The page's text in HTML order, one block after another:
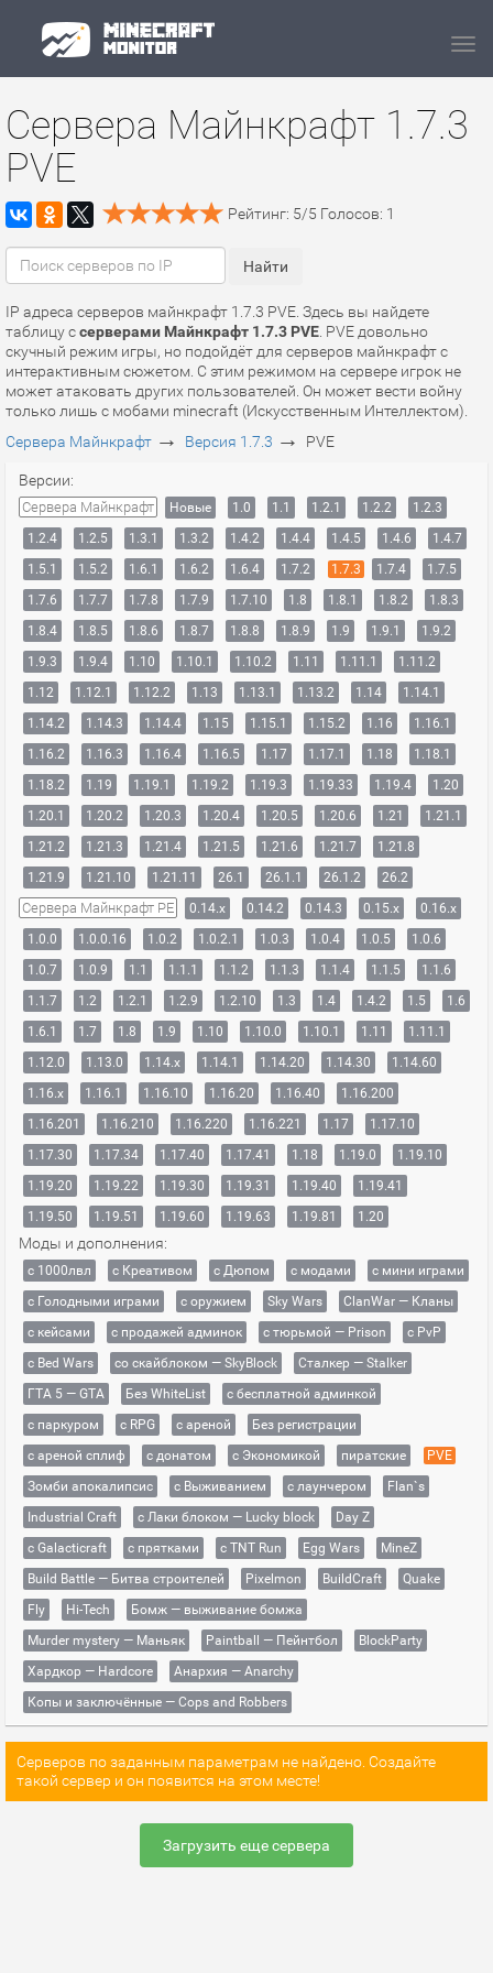
Сервера Майнкрафт 1.7.3
PVE
Рейтинг: 5/5 Голосов: 1
IP адреса серверов майнкрафт 1.7.3 PVE. Здесь вы найдете
таблицу ссерверами Майнкрафт 1.7.3 PVE . PVE довольно
скучный режим игры, но подойдёт для серверов майнкрафт с
интерактивным сюжетом. С этим режимом на сервере игрок не
может атаковать других пользователей. Он может вести войну
только лишь с мобами minecraft (Искусственным Интеллектом).
Сервера Майнкрафт → Версия 1.7.3 → PVE
Версии:
Сервера Майнкрафт Новые 1.0 1.1 1.2.1 1.2.2
1.2.3
1.2.4
1.2.5 1.3.1 1.3.2 1.4.2 1.4.4 1.4.5 1.4.6
1.4.7
1.5.1
1.5.2 1.6.1 1.6.2 1.6.4 1.7.2 1.7.3 1.7.4
1.7.5
1.7.6
1.7.7 1.7.8 1.7.9 1.7.10 1.8 1.8.1 1.8.2
1.8.3
1.8.4
1.8.5 1.8.6 1.8.7 1.8.8 1.8.9 1.9 1.9.1
1.9.2
1.9.3
1.9.4 1.10 1.10.1 1.10.2 1.11 1.11.1
1.11.2
1.12
1.12.1 1.12.2 1.13 1.13.1 1.13.2 1.14
1.14.1
1.14.2
1.14.3 1.14.4 1.15 1.15.1 1.15.2 1.16
1.16.1
1.16.2
1.16.3 1.16.4 1.16.5 1.17 1.17.1 1.18
1.18.1
1.18.2
1.19 1.19.1 1.19.2 1.19.3 1.19.33 1.19.4
1.20
1.20.1
1.20.2 1.20.3 1.20.4 1.20.5 1.20.6 1.21
1.21.1
1.21.2
1.21.3 1.21.4 1.21.5 1.21.6 1.21.7
1.21.8
1.21.9
1.21.10 1.21.11 26.1 26.1.1 26.1.2 26.2
Сервера Майнкрафт PE 0.14.x 0.14.2 0.14.3 0.15.x
0.16.x
1.0.0
1.0.0.16 1.0.2 1.0.2.1 1.0.3 1.0.4 1.0.5
1.0.6
1.0.7
1.0.9 1.1 1.1.1 1.1.2 1.1.3 1.1.4 1.1.5
1.1.6
1.1.7
1.2 1.2.1 1.2.9 1.2.10 1.3 1.4 1.4.2 1.5
1.6
1.6.1
1.7 1.8 1.9 1.10 1.10.0 1.10.1 1.11
1.11.1
1.12.0
1.13.0 1.14.x 1.14.1 1.14.20 1.14.30
1.14.60
1.16.x
1.16.1 1.16.10 1.16.20 1.16.40
1.16.200
1.16.201
1.16.210 1.16.220 1.16.221 1.17
1.17.10
1.17.30
1.17.34 1.17.40 1.17.41 1.18 1.19.0
1.19.10
1.19.20
1.19.22 1.19.30 1.19.31 1.19.40
1.19.41
1.19.50
1.19.51 1.19.60 1.19.63 1.19.81 1.20
Моды и дополнения:
с 1000лвл c Креативом с Дюпом с модами
с мини играми
с Голодными играми
с оружием Sky Wars
ClanWar — Кланы
с кейсами
с продажей админок с тюрьмой — Prison
с PvP
с Bed Wars
со скайблоком — SkyBlock
Сталкер — Stalker
ГТА 5 — GTA
Без WhiteList
с бесплатной админкой
с паркуром
с RPG с ареной
Без регистрации
с ареной сплиф
с донатом с Экономикой пиратские
PVE
Зомби апокалипсис
с Выживанием с лаунчером
Flan`s
Industrial Craft
с Лаки блоком — Lucky block
Day Z
с Galacticraft
с прятками с TNT Run Egg Wars
MineZ
Build Battle — Битва строителей
Pixelmon BuildCraft
Quake
Fly
Hi-Tech
Бомж — выживание бомжа
Murder mystery — Маньяк
Paintball — Пейнтбол
BlockParty
Хардкор — Hardcore
Анархия — Anarchy
Копы и заключённые — Cops and Robbers
Серверов по заданным параметрам не найдено. Создайте
такой сервер и он появится на этом месте!
Загрузить еще сервера